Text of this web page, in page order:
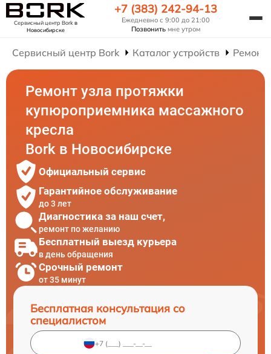
Сервисный центр Borkв
Новосибирске
+7 (383) 242-94-13
Ежедневно с 9:00 до 21:00
Позвонить мне утром
Сервисный центр Bork Каталог устройств
Ремонт узла протяжки
купюроприемника массажного
кресла
Bork в Новосибирске
Официальный сервис
Гарантийное обслуживание
до 3 лет
Диагностика за наш счет,
ремонт по желанию
Бесплатный выезд курьера
в день обращения
Срочный ремонт
от 35 минут
Бесплатная консультация со
специалистом